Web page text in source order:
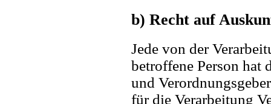
b) Recht auf
Jede von der
betroffene Person hat
und
für die Verarbeitung